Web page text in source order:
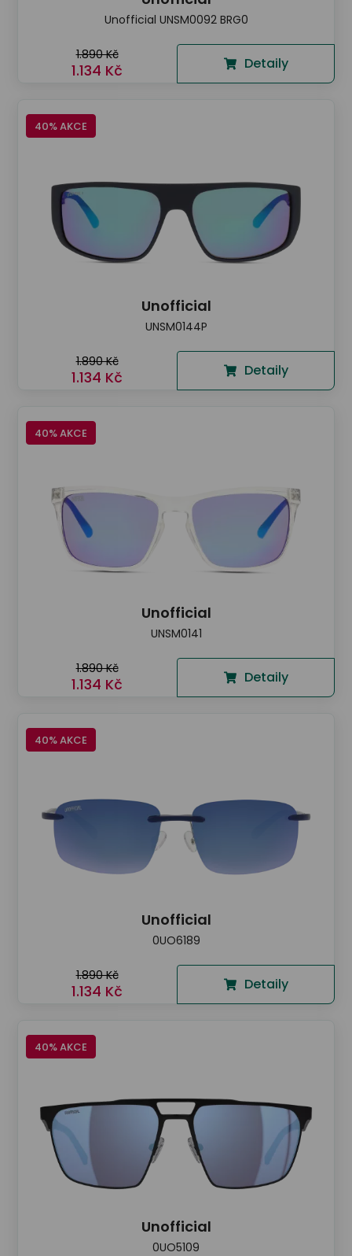
Unofficial UNSM0092 BRG0
1.890 Kč
1.134 Kč Detaily
40% AKCE
Unofficial
UNSM0144P
1.890 Kč
1.134 Kč Detaily
40% AKCE
Unofficial
UNSM0141
1.890 Kč
1.134 Kč Detaily
40% AKCE
Unofficial
0UO6189
1.890 Kč
1.134 Kč Detaily
40% AKCE
Unofficial
0UO5109